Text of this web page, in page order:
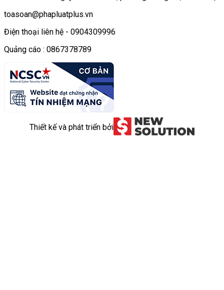
toasoan@phapluatplus.vn
Điện thoại liên hệ - 0904309996
Quảng cáo : 0867378789
Thiết kế và phát triển bởi